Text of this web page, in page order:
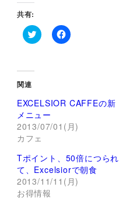
共有:
ク
し
て
T
i
t
t
e
r
で
有
(
新
し
い
ウ
F
で
す
リ
ッ
ク
し
関連
EXCELSIOR CAFFEの新
メニュー
2013/07/01(月)
カフェ
Tポイント、50倍につられ
て、Excelsiorで朝食
2013/11/11(月)
お得情報